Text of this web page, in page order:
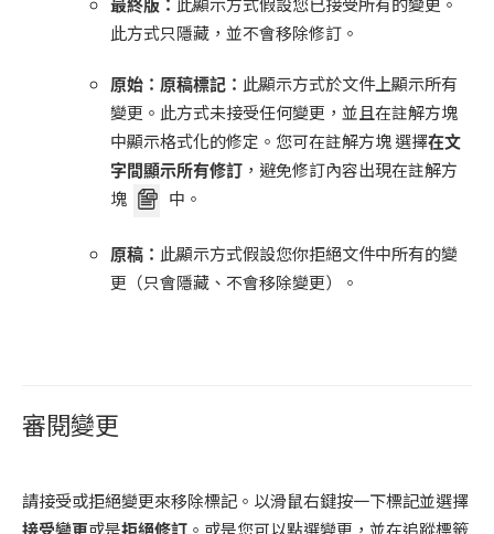
此方式只隱藏，並不會移除修訂。
原始：原稿標記： 此顯示方式於文件上顯示所有
變更。此方式未接受任何變更，並且在註解方塊
中顯示格式化的修定。您可在註解方塊 選擇在文
字間顯示所有修訂 ，避免修訂內容出現在註解方
塊
中。
原稿： 此顯示方式假設您你拒絕文件中所有的變
更（只會隱藏、不會移除變更）。
審閱變更
請接受或拒絕變更來移除標記。以滑鼠右鍵按一下標記並選擇
接受變更或是拒絕修訂 。或是您可以點選變更，並在追蹤標籤